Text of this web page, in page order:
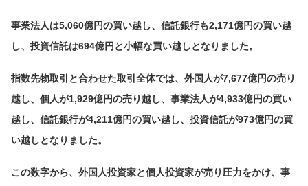
事業法人は5,060億円の買い越し、信託銀行も2,171億円の買い越
し、投資信託は694億円と小幅な買い越しとなりました。
指数先物取引と合わせた取引全体では、外国人が7,677億円の売り
越し、個人が1,929億円の売り越し、事業法人が4,933億円の買い
越し、信託銀行が4,211億円の買い越し、投資信託が973億円の買
い越しとなりました。
この数字から、外国人投資家と個人投資家が売り圧力をかけ、事